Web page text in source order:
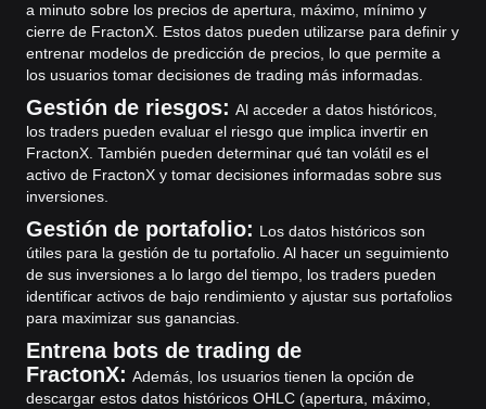
a minuto sobre los precios de apertura, máximo, mínimo y
cierre de FractonX. Estos datos pueden utilizarse para definir y
entrenar modelos de predicción de precios, lo que permite a
los usuarios tomar decisiones de trading más informadas.
Gestión de riesgos: Al acceder a datos históricos,
los traders pueden evaluar el riesgo que implica invertir en
FractonX. También pueden determinar qué tan volátil es el
activo de FractonX y tomar decisiones informadas sobre sus
inversiones.
Gestión de portafolio: Los datos históricos son
útiles para la gestión de tu portafolio. Al hacer un seguimiento
de sus inversiones a lo largo del tiempo, los traders pueden
identificar activos de bajo rendimiento y ajustar sus portafolios
para maximizar sus ganancias.
Entrena bots de trading de
FractonX: Además, los usuarios tienen la opción de
descargar estos datos históricos OHLC (apertura, máximo,